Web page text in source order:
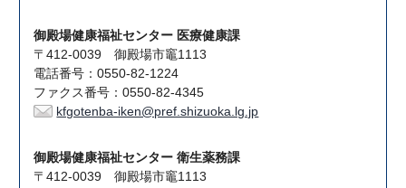
御殿場健康福祉センター 医療健康課
〒412-0039 御殿場市竈1113
電話番号：0550-82-1224
ファクス番号：0550-82-4345
kfgotenba-iken@pref.shizuoka.lg.jp
御殿場健康福祉センター 衛生薬務課
〒412-0039 御殿場市竈1113